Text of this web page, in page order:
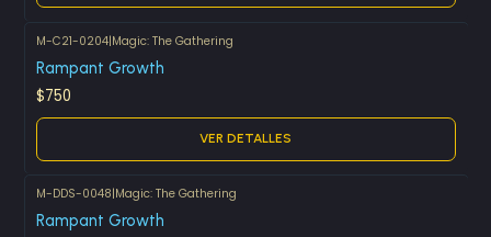
Agotado
M-C21-0204|Magic: The Gathering
Rampant Growth
$750
VER DETALLES
Agotado
M-DDS-0048|Magic: The Gathering
Rampant Growth